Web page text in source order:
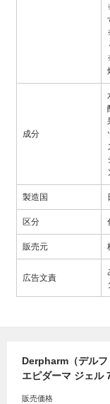
成分
製造国
区分
販売元
広告文責
Derpharm（デルフ
エピダーマ ジェル
販売価格